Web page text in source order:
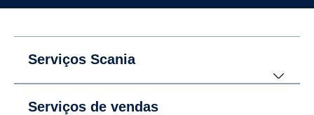
Serviços Scania
Serviços de vendas